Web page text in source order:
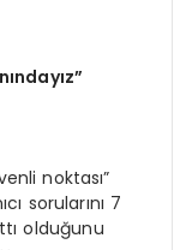
ndayız”
noktası”
sorularını 7
olduğunu